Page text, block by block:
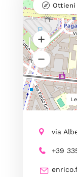
Ottieni
via
+39